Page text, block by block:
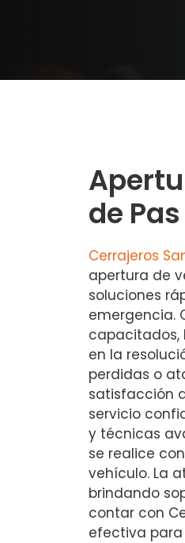
de Pas
Cerrajeros
apertura de
soluciones
emergencia.
capacitados,
en la
perdidas o
satisfacción
servicio
y técnicas
se realice
vehículo. La
brindando
contar con
efectiva para